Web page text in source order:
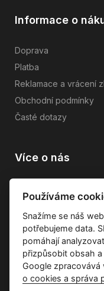
Informace o
Doprava
Platba
Reklamace a vrácení
Obchodní podmínky
Časté dotazy
Více o nás
Průvodce tkaninami
Kontakty
Používáme
Snažíme se náš
potřebujeme data.
pomáhají
přizpůsobit obsah
Google zpracovává
o cookies a správa